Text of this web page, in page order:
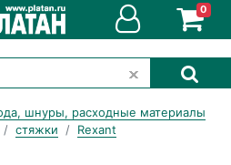
0
шнуры, расходные материалы
стяжки Rexant